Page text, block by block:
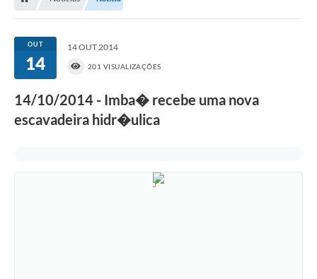
OUT
14
14 OUT 2014
201 VISUALIZAÇÕES
14/10/2014 - Imba� recebe uma nova
escavadeira hidr�ulica